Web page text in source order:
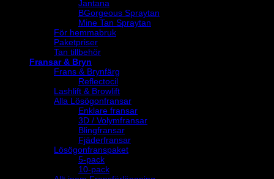
Jantana
BGorgeous Spraytan
Mine Tan Spraytan
För hemmabruk
Paketpriser
Tan tillbehör
Fransar & Bryn
Frans & Brynfärg
Reflectocil
Lashlift & Browlift
Alla Lösögonfransar
Enklare fransar
3D / Volymfransar
Blingfransar
Fjäderfransar
Lösögonfranspaket
5-pack
10-pack